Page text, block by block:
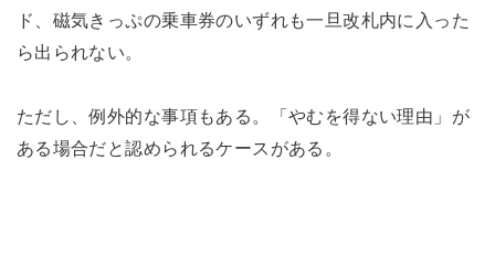
ド、磁気きっぷの乗車券のいずれも一旦改札内に入った
ら出られない。
ただし、例外的な事項もある。「やむを得ない理由」が
ある場合だと認められるケースがある。